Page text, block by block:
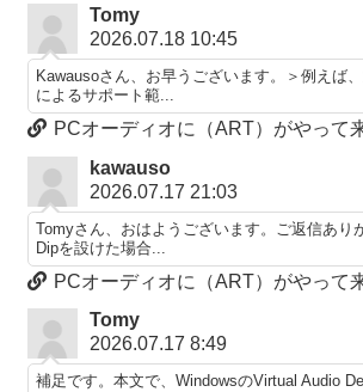
Tomy
2026.07.18 10:45
Kawausoさん、お早うございます。＞例えば
によるサポート範...
PCオーディオに（ART）がやって
kawauso
2026.07.17 21:03
Tomyさん、おはようございます。ご返信あり
Dipを設けた場合...
PCオーディオに（ART）がやって
Tomy
2026.07.17 8:49
補足です。本文で、WindowsのVirtual Audio